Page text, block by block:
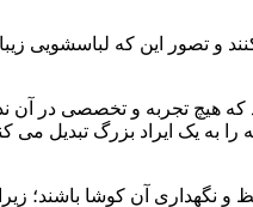
و تصور این که لباسشویی
تجربه و تخصصی در آن
را به یک ایراد بزرگ تبدیل
و نگهداری آن کوشا